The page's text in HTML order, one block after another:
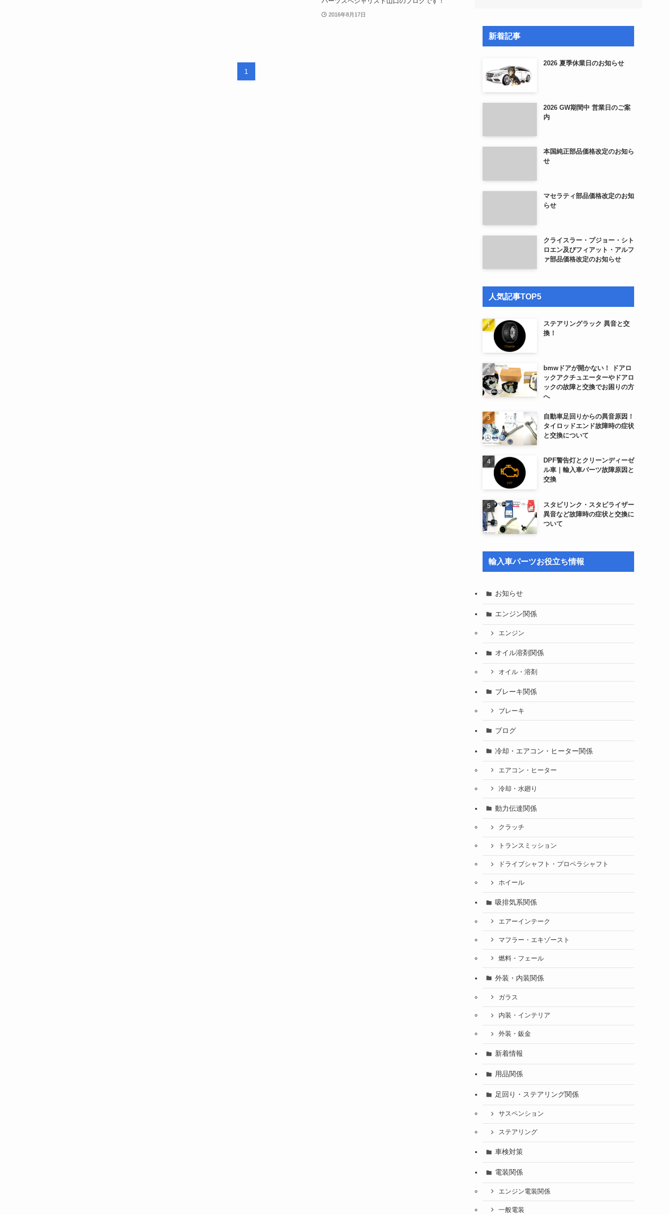
2016年8月17日
1
新着記事
2026 夏季休業日のお知らせ
2026 GW期間中 営業日のご案
内
本国純正部品価格改定のお知ら
せ
マセラティ部品価格改定のお知
らせ
クライスラー・プジョー・シト
ロエン及びフィアット・アルフ
ァ部品価格改定のお知らせ
人気記事TOP5
ステアリングラック 異音と交
換！
bmwドアが開かない！ ドアロ
ックアクチュエーターやドアロ
ックの故障と交換でお困りの方
へ
自動車足回りからの異音原因！
タイロッドエンド故障時の症状
と交換について
DPF警告灯とクリーンディーゼ
ル車｜輸入車パーツ故障原因と
交換
スタビリンク・スタビライザー
異音など故障時の症状と交換に
ついて
輸入車パーツお役立ち情報
お知らせ
エンジン関係
エンジン
オイル溶剤関係
オイル・溶剤
ブレーキ関係
ブレーキ
ブログ
冷却・エアコン・ヒーター関係
エアコン・ヒーター
冷却・水廻り
動力伝達関係
クラッチ
トランスミッション
ドライブシャフト・プロペラシャフト
ホイール
吸排気系関係
エアーインテーク
マフラー・エキゾースト
燃料・フェール
外装・内装関係
ガラス
内装・インテリア
外装・鈑金
新着情報
用品関係
足回り・ステアリング関係
サスペンション
ステアリング
車検対策
電装関係
エンジン電装関係
一般電装